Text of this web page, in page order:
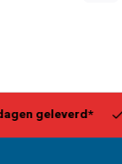
betaal later